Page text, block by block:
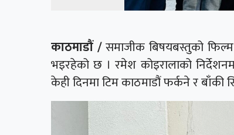
काठमाडौं /समाजीक बिषयबस्तुको फिल्म
भइरहेको छ । रमेश कोइरालाको
केही दिनमा टिम काठमाडौं फर्कने र